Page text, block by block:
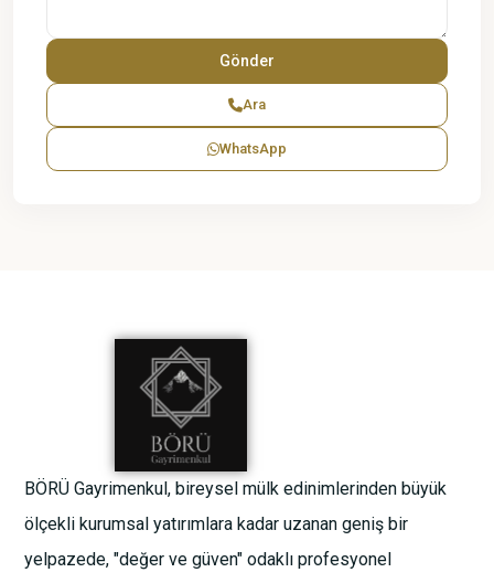
Ara
WhatsApp
BÖRÜ Gayrimenkul, bireysel mülk edinimlerinden büyük
ölçekli kurumsal yatırımlara kadar uzanan geniş bir
yelpazede, "değer ve güven" odaklı profesyonel